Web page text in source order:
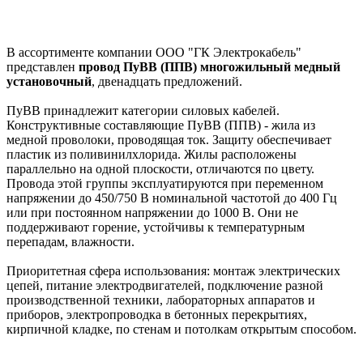
В ассортименте компании ООО "ГК Электрокабель"
представлен провод ПуВВ (ППВ) многожильный медный
установочный, двенадцать предложений.
ПуВВ принадлежит категории силовых кабелей.
Конструктивные составляющие ПуВВ (ППВ) - жила из
медной проволоки, проводящая ток. Защиту обеспечивает
пластик из поливинилхлорида. Жилы расположены
параллельно на одной плоскости, отличаются по цвету.
Провода этой группы эксплуатируются при переменном
напряжении до 450/750 В номинальной частотой до 400 Гц
или при постоянном напряжении до 1000 В. Они не
поддерживают горение, устойчивы к температурным
перепадам, влажности.
Приоритетная сфера использования: монтаж электрических
цепей, питание электродвигателей, подключение разной
производственной техники, лабораторных аппаратов и
приборов, электропроводка в бетонных перекрытиях,
кирпичной кладке, по стенам и потолкам открытым способом.